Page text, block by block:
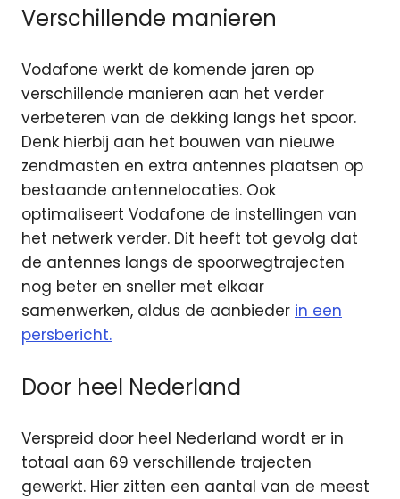
Verschillende manieren
Vodafone werkt de komende jaren op
verschillende manieren aan het verder
verbeteren van de dekking langs het spoor.
Denk hierbij aan het bouwen van nieuwe
zendmasten en extra antennes plaatsen op
bestaande antennelocaties. Ook
optimaliseert Vodafone de instellingen van
het netwerk verder. Dit heeft tot gevolg dat
de antennes langs de spoorwegtrajecten
nog beter en sneller met elkaar
samenwerken, aldus de aanbieder in een
persbericht.
Door heel Nederland
Verspreid door heel Nederland wordt er in
totaal aan 69 verschillende trajecten
gewerkt. Hier zitten een aantal van de meest